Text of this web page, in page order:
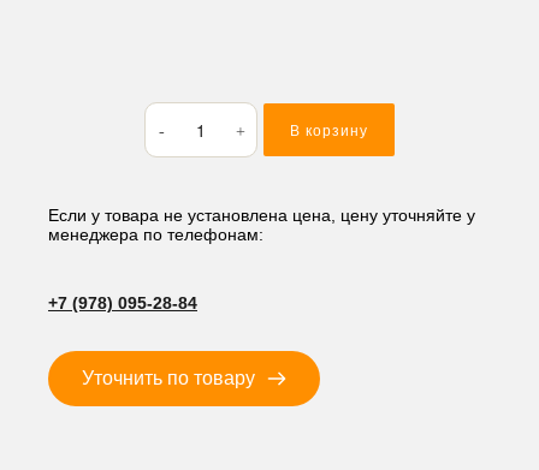
Количество
товара
Прокладка
Mitsubishi
L3A
В корзину
Если у товара не установлена цена, цену уточняйте у
менеджера по телефонам:
+7 (978) 095-28-84
Уточнить по товару